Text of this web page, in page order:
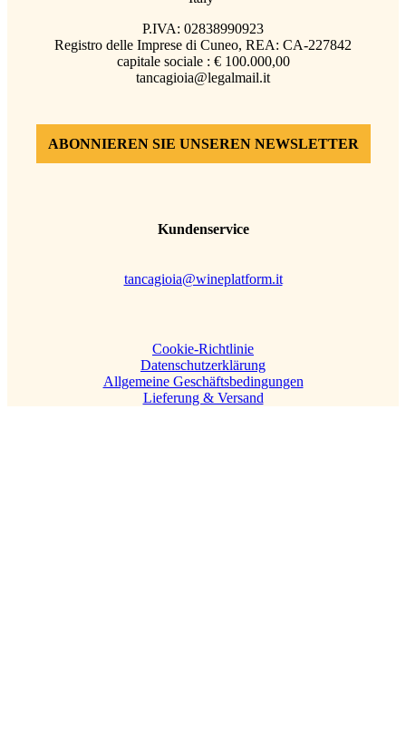
P.IVA: 02838990923
Registro delle Imprese di Cuneo, REA: CA-227842
capitale sociale : € 100.000,00
tancagioia@legalmail.it
ABONNIEREN SIE UNSEREN NEWSLETTER
Kundenservice
tancagioia@wineplatform.it
Cookie-Richtlinie
Datenschutzerklärung
Allgemeine Geschäftsbedingungen
Lieferung & Versand